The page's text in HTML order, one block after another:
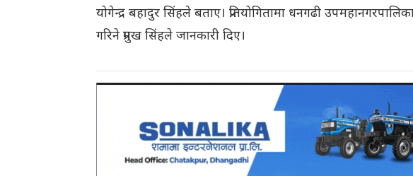
योगेन्द्र बहादुर सिंहले बताए। प्रतियोगितामा धनगढी
गरिने प्रमुख सिंहले जानकारी दिए।